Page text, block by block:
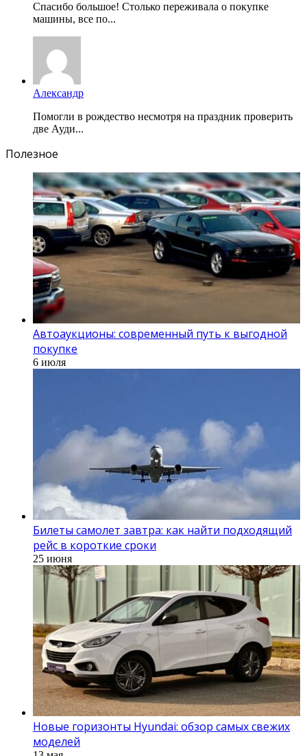
Спасибо большое! Столько переживала о покупке
машины, все по...
Александр
Помогли в рождество несмотря на праздник проверить
две Ауди...
Полезное
Автоаукционы: современный путь к выгодной
покупке
6 июля
Билеты самолет завтра: как найти подходящий
рейс в короткие сроки
25 июня
Новые горизонты Hyundai: обзор самых свежих
моделей